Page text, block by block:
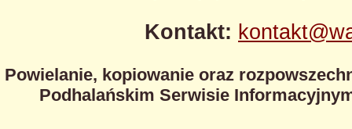
Kontakt:
Powielanie, kopiowanie oraz
Podhalańskim Serwisie